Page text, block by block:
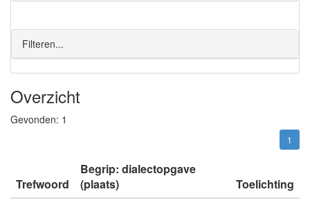
Filteren...
Overzicht
Gevonden: 1
1
Trefwoord
Begrip: dialectopgave
(plaats)
Toelichting